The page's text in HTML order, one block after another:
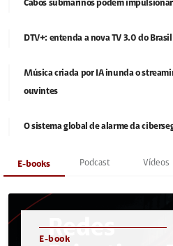
Cabos submarinos podem
DTV+: entenda a nova TV 3.0 do Brasil
Música criada por IA inunda o
ouvintes
O sistema global de alarme da
E-books Podcast Vídeos
E-book